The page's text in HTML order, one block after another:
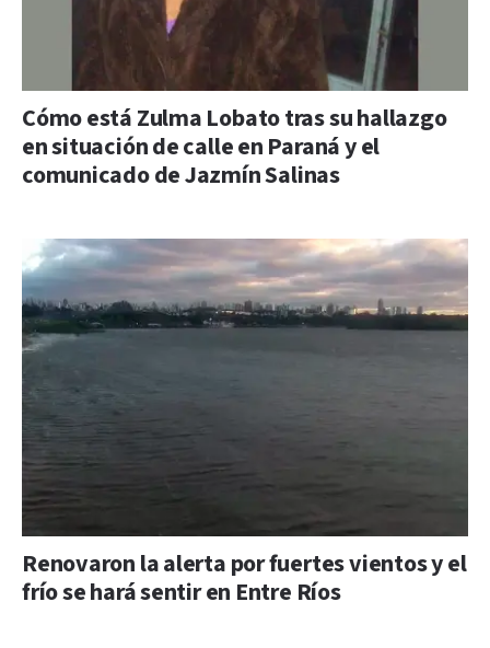
Cómo está Zulma Lobato tras su hallazgo
en situación de calle en Paraná y el
comunicado de Jazmín Salinas
Renovaron la alerta por fuertes vientos y el
frío se hará sentir en Entre Ríos